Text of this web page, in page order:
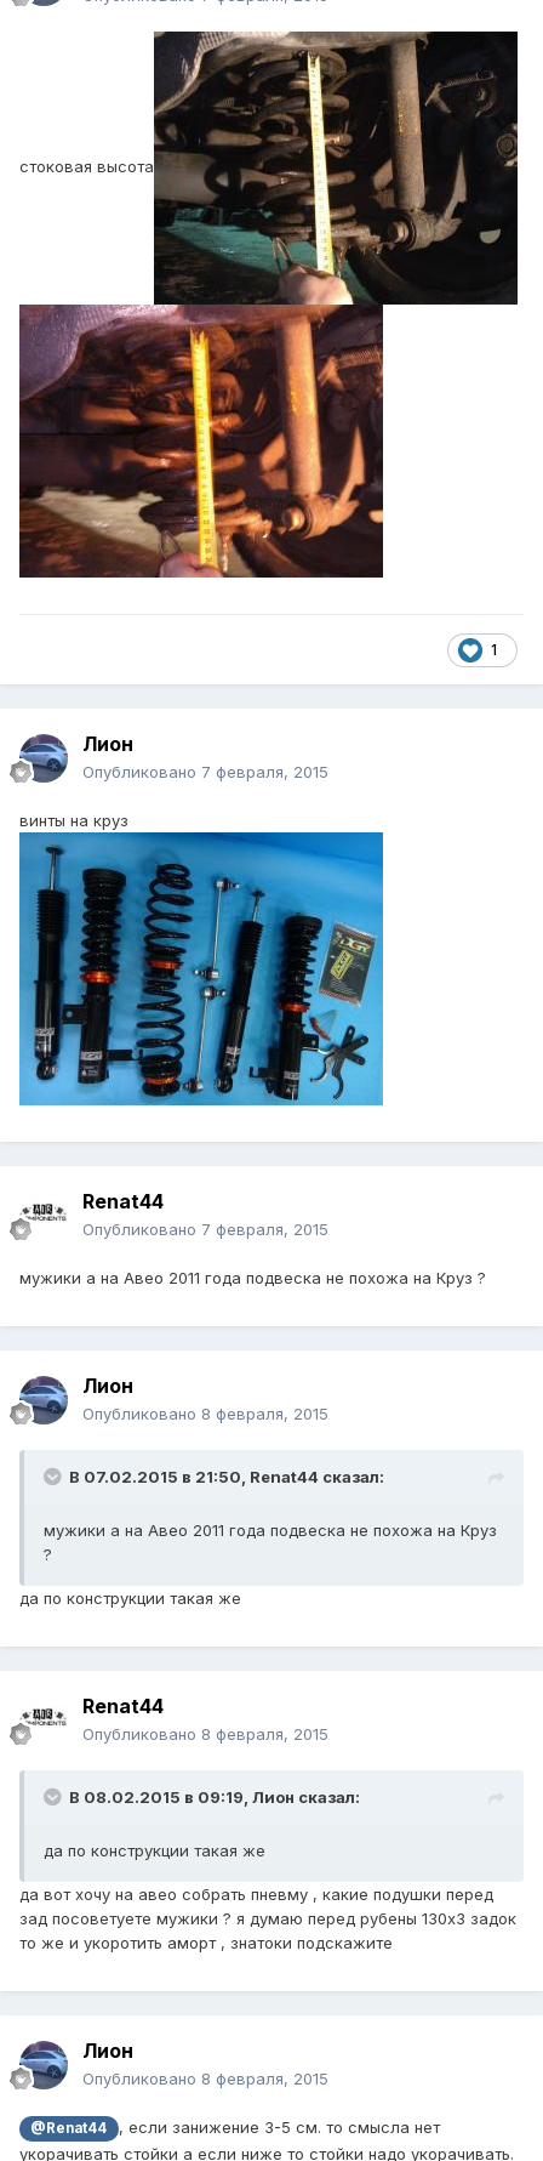
стоковая высота
1
Лион
Опубликовано 7 февраля, 2015
винты на круз
Renat44
Опубликовано 7 февраля, 2015
мужики а на Авео 2011 года подвеска не похожа на Круз ?
Лион
Опубликовано 8 февраля, 2015
В 07.02.2015 в 21:50, Renat44 сказал:
мужики а на Авео 2011 года подвеска не похожа на Круз
?
да по конструкции такая же
Renat44
Опубликовано 8 февраля, 2015
В 08.02.2015 в 09:19, Лион сказал:
да по конструкции такая же
да вот хочу на авео собрать пневму , какие подушки перед
зад посоветуете мужики ? я думаю перед рубены 130х3 задок
то же и укоротить аморт , знатоки подскажите
Лион
Опубликовано 8 февраля, 2015
@Renat44
, если занижение 3-5 см. то смысла нет
укорачивать стойки а если ниже то стойки надо укорачивать.